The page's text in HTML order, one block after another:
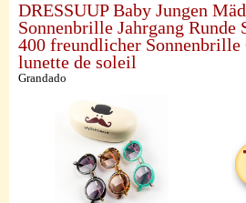
DRESSUUP Baby Jungen
Sonnenbrille Jahrgang
400 freundlicher Sonnenbrille
lunette de soleil
Grandado